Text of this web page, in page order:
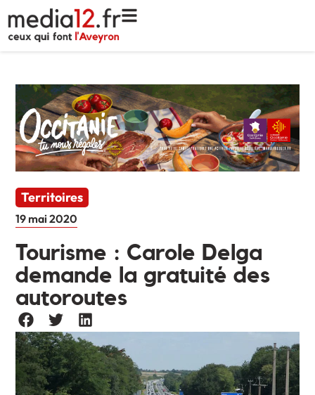
Territoires
19 mai 2020
Tourisme : Carole Delga
demande la gratuité des
autoroutes